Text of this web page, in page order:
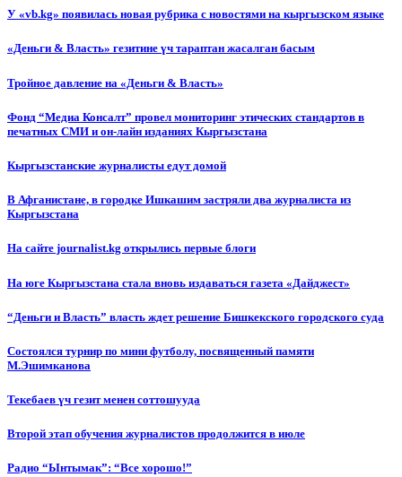
У «vb.kg» появилась новая рубрика с новостями на кыргызском языке
«Деньги & Власть» гезитине үч тараптан жасалган басым
Тройное давление на «Деньги & Власть»
Фонд “Медиа Консалт” провел мониторинг этических стандартов в
печатных СМИ и он-лайн изданиях Кыргызстана
Кыргызстанские журналисты едут домой
В Афганистане, в городке Ишкашим застряли два журналиста из
Кыргызстана
На сайте journalist.kg открылись первые блоги
На юге Кыргызстана стала вновь издаваться газета «Дайджест»
“Деньги и Власть” власть ждет решение Бишкекского городского суда
Состоялся турнир по мини футболу, посвященный памяти
М.Эшимканова
Текебаев үч гезит менен соттошууда
Второй этап обучения журналистов продолжится в июле
Радио “Ынтымак”: “Все хорошо!”